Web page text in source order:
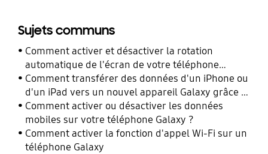
Sujets communs
Comment activer et désactiver la rotation
automatique de l'écran de votre téléphone
Galaxy ?
Comment transférer des données d'un iPhone ou
d'un iPad vers un nouvel appareil Galaxy grâce à
Smart Switch ?
Comment activer ou désactiver les données
mobiles sur votre téléphone Galaxy ?
Comment activer la fonction d'appel Wi-Fi sur un
téléphone Galaxy